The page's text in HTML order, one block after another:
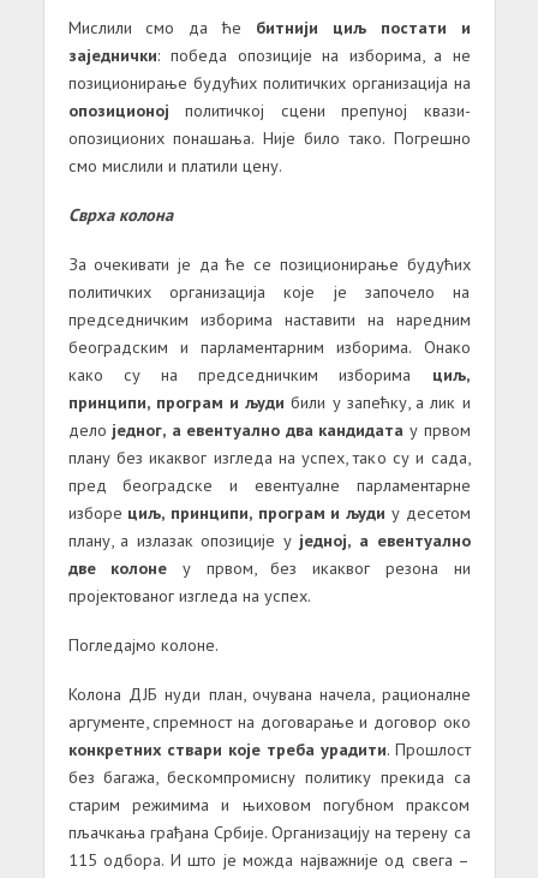
Мислили смо да ће битнији циљ постати и
заједнички: победа опозиције на изборима, а не
позиционирање будућих политичких организација на
опозиционој политичкој сцени препуној квази-
опозиционих понашања. Није било тако. Погрешно
смо мислили и платили цену.
Сврха колона
За очекивати је да ће се позиционирање будућих
политичких организација које је започело на
председничким изборима наставити на наредним
београдским и парламентарним изборима. Онако
како су на председничким изборима циљ,
принципи, програм и људибили у запећку, а лик и
дело једног, а евентуално два кандидата у првом
плану без икаквог изгледа на успех, тако су и сада,
пред београдске и евентуалне парламентарне
изборе циљ, принципи, програм и људи у десетом
плану, а излазак опозиције у једној, а евентуално
две колоне у првом, без икаквог резона ни
пројектованог изгледа на успех.
Погледајмо колоне.
Колона ДЈБ нуди план, очувана начела, рационалне
аргументе, спремност на договарање и договор око
конкретних ствари које треба урадити. Прошлост
без багажа, бескомпромисну политику прекида са
старим режимима и њиховом погубном праксом
пљачкања грађана Србије. Организацију на терену са
115 одбора. И што је можда најважније од свега –